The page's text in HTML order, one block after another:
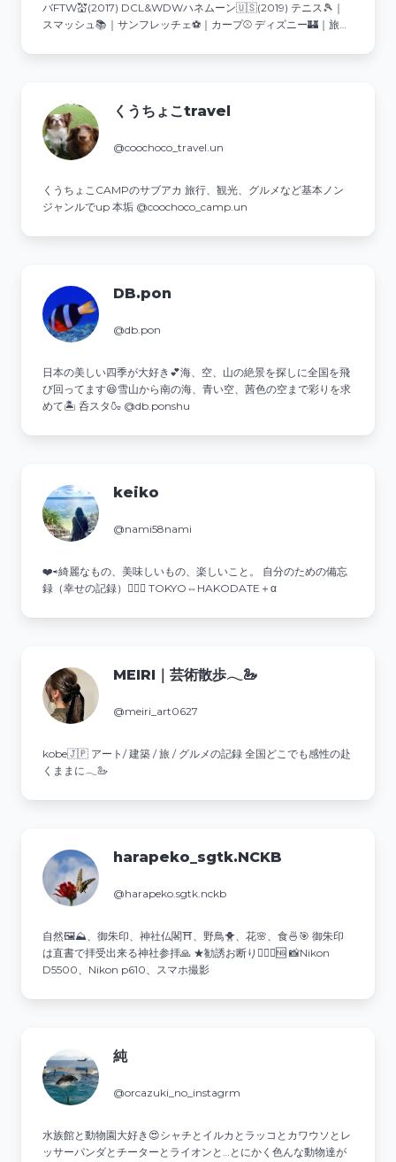
バFTW💒(2017) DCL&WDWハネムーン🇺🇸(2019) テニス🎾｜
スマッシュ📚｜サンフレッチェ⚽️｜カープ⚾️ ディズニー🏰｜旅行
くうちょこtravel
@coochoco_travel.un
くうちょこCAMPのサブアカ 旅行、観光、グルメなど基本ノン
ジャンルでup 本垢 @coochoco_camp.un
DB.pon
@db.pon
日本の美しい四季が大好き💕海、空、山の絶景を探しに全国を飛
び回ってます😆雪山から南の海、青い空、茜色の空まで彩りを求
めて🏝️ 呑スタ🍶 @db.ponshu
keiko
@nami58nami
❤️⇨綺麗なもの、美味しいもの、楽しいこと。 自分のための備忘
録（幸せの記録）💁‍♀️✨ TOKYO⇔HAKODATE＋α
MEIRI｜芸術散歩𓂃🦢
@meiri_art0627
kobe🇯🇵 アート/ 建築 / 旅 / グルメの記録 全国どこでも感性の赴
くままに𓂃🦢
harapeko_sgtk.NCKB
@harapeko.sgtk.nckb
自然🖼⛰、御朱印、神社仏閣⛩️、野鳥🐥、花🌸、食🍜🎯 御朱印
は直書で拝受出来る神社参拝🙏 ★勧誘お断り🙅‍♂️❌🆖 📸Nikon
D5500、Nikon p610、スマホ撮影
純
@orcazuki_no_instagrm
水族館と動物園大好き😍シャチとイルカとラッコとカワウソとレ
ッサーパンダとチーターとライオンと…とにかく色んな動物達が